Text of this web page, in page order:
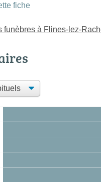
fiche
funèbres à Flines-lez-